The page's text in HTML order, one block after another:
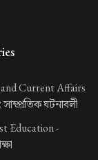
Current Affairs
ঘটনাবলী
Education -